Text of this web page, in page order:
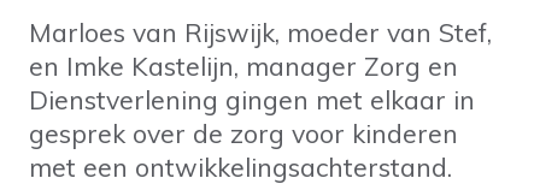
werkenbijcello.nl
contact
Woonvormen Zorgaanbod
Marloes van Rijswijk, moeder van Stef,
en Imke Kastelijn, manager Zorg en
Dienstverlening gingen met elkaar in
gesprek over de zorg voor kinderen
met een ontwikkelingsachterstand.